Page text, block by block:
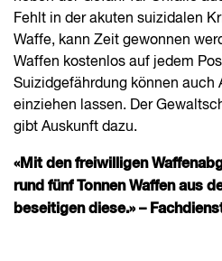
Fehlt in der akuten suizidalen
Waffe, kann Zeit gewonnen
Waffen kostenlos auf jedem
Suizidgefährdung können auch
einziehen lassen. Der
gibt Auskunft dazu.
«Mit den freiwilligen
rund fünf Tonnen Waffen aus
beseitigen diese.» –